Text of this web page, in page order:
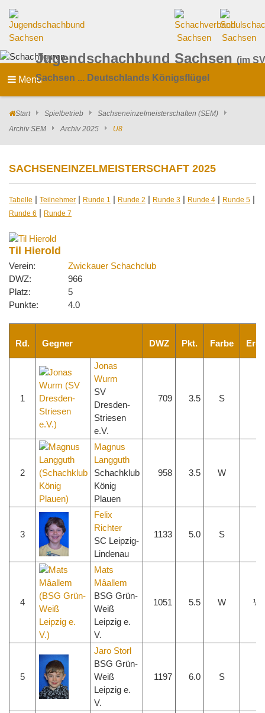
Jugendschachbund Sachsen (im
Sachsen ... Deutschlands Königsflügel
Menu
Start Spielbetrieb
Sachseneinzelmeisterschaften (SEM)
Archiv SEM
Archiv 2025 U8
SACHSENEINZELMEISTERSCHAFT 2025
Tabelle | Teilnehmer | Runde 1 | Runde 2 | Runde 3 | Runde 4 | Runde 5 |
Runde 6 | Runde 7
Til Hierold
Verein:
Zwickauer Schachclub
DWZ:
966
Platz:
5
Punkte:
4.0
Rd. Gegner DWZ Pkt. Farbe
1
Jonas
Wurm
SV
Dresden-
Striesen
e.V.
709 3.5 S
2
Magnus
Langguth
Schachklub
König
Plauen
958 3.5 W
3
Felix
Richter
SC Leipzig-
Lindenau
1133 5.0 S
4
Mats
Mâallem
BSG Grün-
Weiß
Leipzig e.
V.
1051 5.5 W ½
5
Jaro Storl
BSG Grün-
Weiß
Leipzig e.
V.
1197 6.0 S